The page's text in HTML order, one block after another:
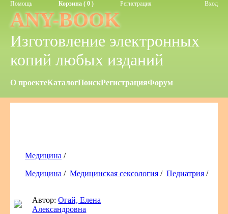
Помощь Корзина ( 0 ) Регистрация Вход
ANY-BOOK
Изготовление электронных
копий любых изданий
О проектеКаталогПоискРегистрацияФорум
Медицина /
Медицина / Медицинская сексология / Педиатрия /
Автор:Огай, Елена
Александровна